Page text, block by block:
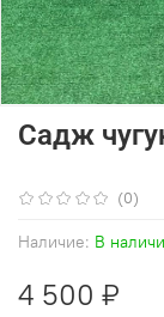
(0)
Наличие: В
Садж
4 500 ₽